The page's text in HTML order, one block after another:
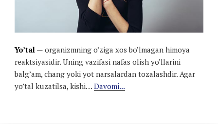
Yo’tal — organizmning o’ziga xos bo’lmagan himoya
reaktsiyasidir. Uning vazifasi nafas olish yo’llarini
balg’am, chang yoki yot narsalardan tozalashdir. Agar
yo’tal kuzatilsa, kishi… Davomi...